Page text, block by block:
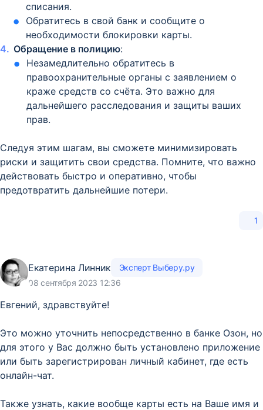
списания.
Обратитесь в свой банк и сообщите о
необходимости блокировки карты.
Обращение в полицию:
Незамедлительно обратитесь в
правоохранительные органы с заявлением о
краже средств со счёта. Это важно для
дальнейшего расследования и защиты ваших
прав.
Следуя этим шагам, вы сможете минимизировать
риски и защитить свои средства. Помните, что важно
действовать быстро и оперативно, чтобы
предотвратить дальнейшие потери.
1
Екатерина Линник
Эксперт Выберу.ру
08 сентября 2023 12:36
Евгений, здравствуйте!
Это можно уточнить непосредственно в банке Озон, но
для этого у Вас должно быть установлено приложение
или быть зарегистрирован личный кабинет, где есть
онлайн-чат.
Также узнать, какие вообще карты есть на Ваше имя и